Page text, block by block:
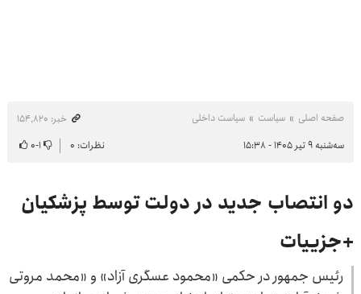
صفحه اصلی سیاست سیاست داخلی
خبر: ۱۵۴٬۸۲۰
سه‌شنبه ۹ تیر ۱۴۰۵ - ۱۵:۳۸
نظرات: ۰ ۱-۰
دو انتصاب جدید در دولت توسط پزشکیان
+جزییات
رئیس جمهور در حکمی «محمود عسگری آزاد» و «محمد مروتی